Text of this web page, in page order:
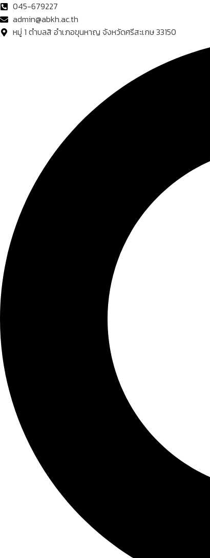
Skip
to
content
045-679227
admin@abkh.ac.th
หมู่ 1 ตำบลสิ อำเภอขุนหาญ จังหวัดศรีสะเกษ 33150